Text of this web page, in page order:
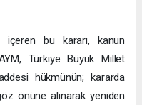
içeren bu kararı, kanun
Türkiye Büyük Millet
hükmünün; kararda
önüne alınarak yeniden